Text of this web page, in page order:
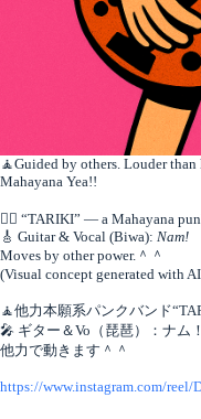
🧘Guided by others. Louder than
Mahayana Yea!!
🧘‍♀️ “TARIKI” — a Mahayana
🎸 Guitar & Vocal (Biwa): Nam!
Moves by other power.＾＾
(Visual concept generated with
🧘他力本願系パンクバンド
🎤 ギター＆Vo（琵琶）：ナム！
他力で動きます＾＾
https://www.instagram.com/reel/